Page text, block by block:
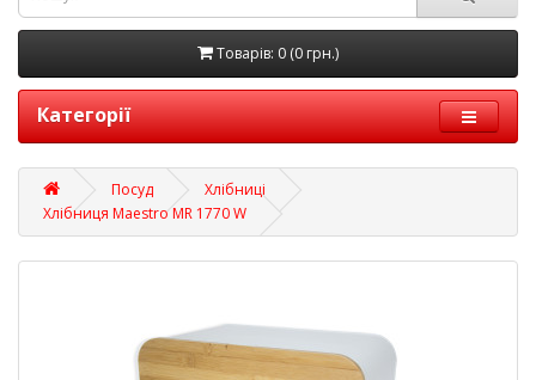
Товарів: 0 (0 грн.)
Категорії
Посуд
Хлібниці
Хлібниця Maestro MR 1770 W